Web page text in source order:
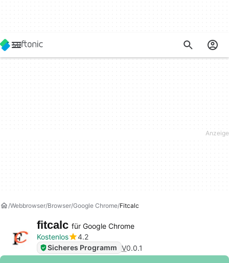
Webbrowser Browser Google Chrome Fitcalc
fitcalc für Google Chrome
Kostenlos
4.2
Sicheres Programm V0.0.1